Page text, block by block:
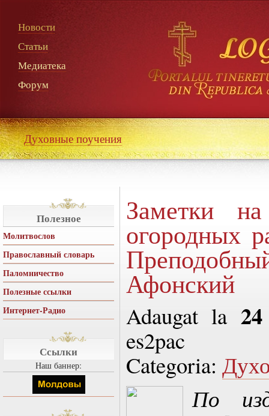
Новости
Статьи
Медиатека
Форум
Духовные поучения
Полезное
Молитвослов
Православный словарь
Паломничество
Полезные ссылки
Интернет-Радио
Ссылки
Наш баннер:
Заметки
огородных
Афонский
Adaugat la
es2pac
Categoria:
По